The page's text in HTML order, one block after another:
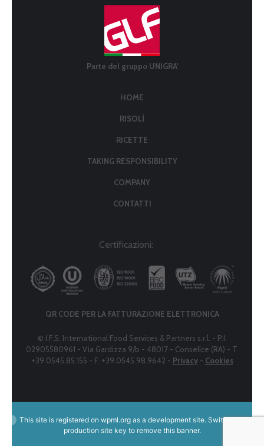
Parte del gruppo UNIGRA'
HOME
RISOLÌ
RICETTE
TAKING RESPONSIBILITY
COMPANY
CONTATTI
Certificazioni:
QR CODE PER LA FATTURAZIONE ELETTRONICA
© I.F.S. International Food Services & Partners s.r.l. - P.I.
02905580961 - Via Gardizza 9/b - 48017 - Conselice (RA) - T.
+39.0545.85.155 - F. +39.0545.98.9642 - Privacy- Cookies
This site is registered on wpml.orgas a development site. Switch to a
production site key to remove this banner.